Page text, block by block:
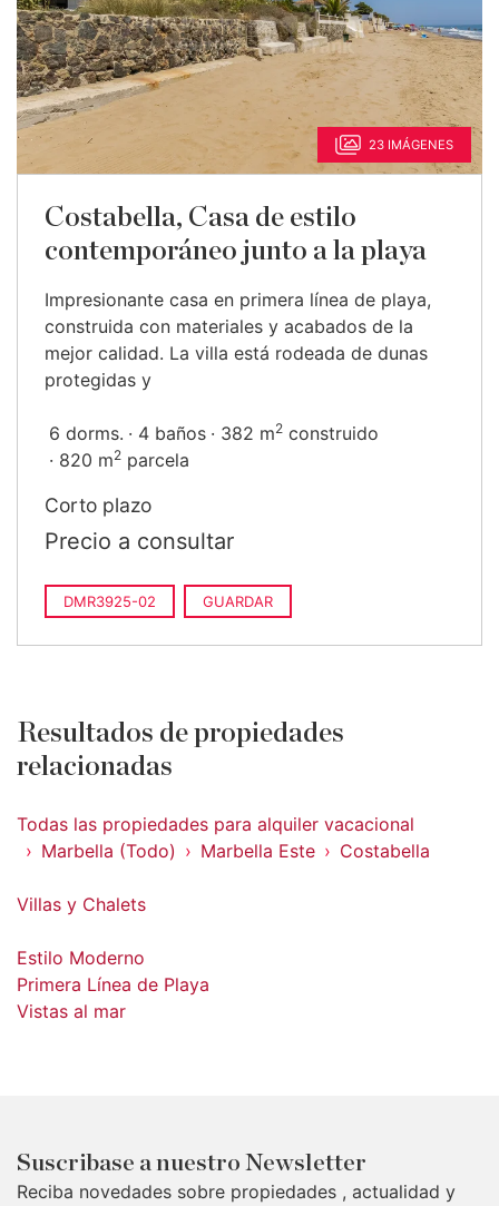
23 IMÁGENES
Costabella, Casa de estilo
contemporáneo junto a la playa
Impresionante casa en primera línea de playa,
construida con materiales y acabados de la
mejor calidad. La villa está rodeada de dunas
protegidas y
6 dorms. 4 baños 382 m2 construido
820 m2 parcela
Corto plazo
Precio a consultar
DMR3925-02 GUARDAR
Resultados de propiedades
relacionadas
Todas las propiedades para alquiler vacacional
Marbella (Todo)
Marbella Este Costabella
Villas y Chalets
Estilo Moderno
Primera Línea de Playa
Vistas al mar
Suscribase a nuestro Newsletter
Reciba novedades sobre propiedades , actualidad y